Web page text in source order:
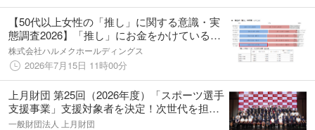
【50代以上女性の「推し」に関する意識・実
態調査2026】「推し」にお金をかけている割
合が8割に増加
株式会社ハルメクホールディングス
2026年7月15日 11時00分
上月財団 第25回（2026年度）「スポーツ選手
支援事業」支援対象者を決定！次世代を担う
アスリート72名に年額120万円を助成
一般財団法人 上月財団